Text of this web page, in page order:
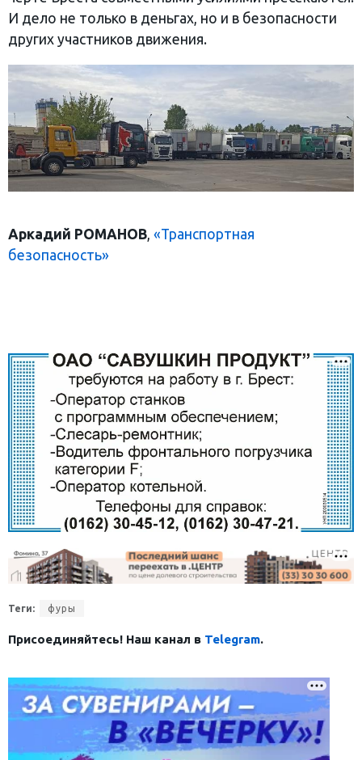
И дело не только в деньгах, но и в безопасности
других участников движения.
Аркадий РОМАНОВ, «Транспортная
безопасность»
Теги: фуры
Присоединяйтесь! Наш канал в Telegram.